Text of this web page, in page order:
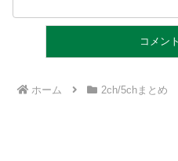
ホーム 2ch/5chまとめ